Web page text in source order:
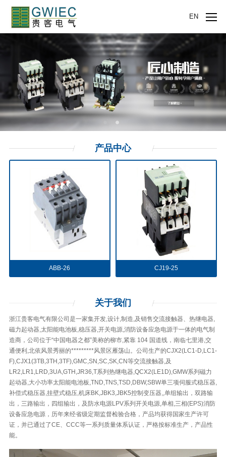
EN
产品中心
ABB-26 CJ19-25
关于我们
浙江贵客电气有限公司是一家集开发,设计,制造,及销售交流接触器、热继电器,
磁力起动器,太阳能电池板,稳压器,开关电源,消防设备应急电源于一体的电气制
造商，公司位于“中国电器之都”美称的柳市,紧靠 104 国道线，南临七里港,交
通便利,北依风景秀丽的*********风景区雁荡山。公司生产的CJX2(LC1-D,LC1-
F),CJX1(3TB,3TH,3TF),GMC,SN,SC,SK,CN等交流接触器,及
LR2,LR1,LRD,3UA,GTH,JR36,T系列热继电器,QCX2(LE1D),GMW系列磁力
起动器,大小功率太阳能电池板,TND,TNS,TSD,DBW,SBW单三项伺服式稳压器,
补偿式稳压器,挂壁式稳压,机床BK,JBK3,JBK5控制变压器,,单组输出，双路输
出，三路输出，四组输出，及防水电源LPV系列开关电源,单相,三相(EPS)消防
设备应急电源，历年来经省级定期监督检验合格，产品均获得国家生产许可
证，并已通过了CE、CCC等一系列质量体系认证，严格按标准生产，产品性
能。